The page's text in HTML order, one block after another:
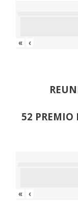
« ‹
52 PREMIO
« ‹